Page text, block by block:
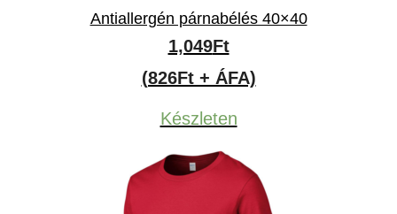
Antiallergén párnabélés 40×40
1,049Ft
(826Ft + ÁFA)
Készleten